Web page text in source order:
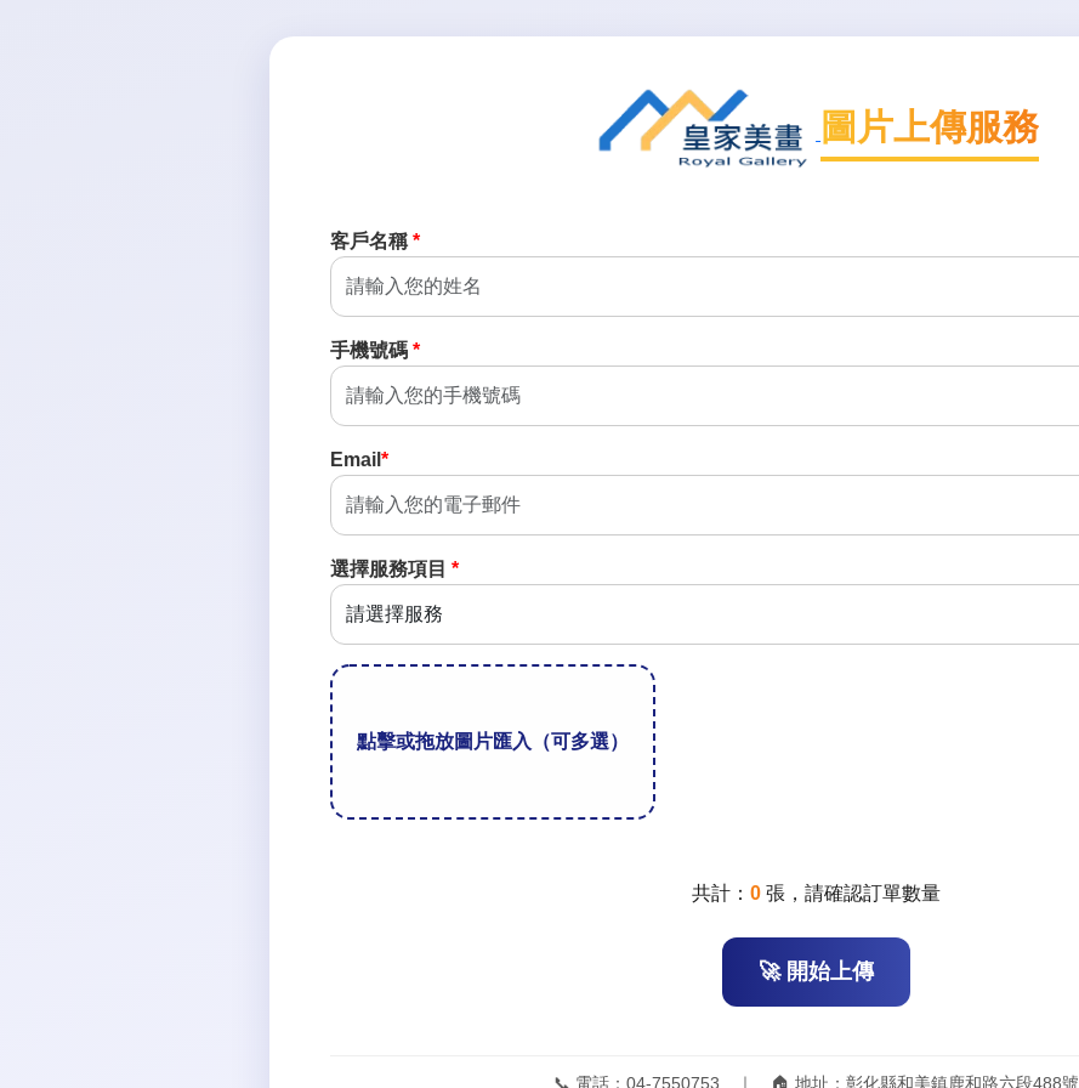
圖片上傳服務
客戶名稱 *
手機號碼 *
Email *
選擇服務項目 *
點擊或拖放圖片匯入（可多選）
共計： 0張，請確認訂單數量
🚀 開始上傳
📞 電話：04-7550753 ｜ 🏠 地址：彰化縣和美鎮鹿和路六段488號